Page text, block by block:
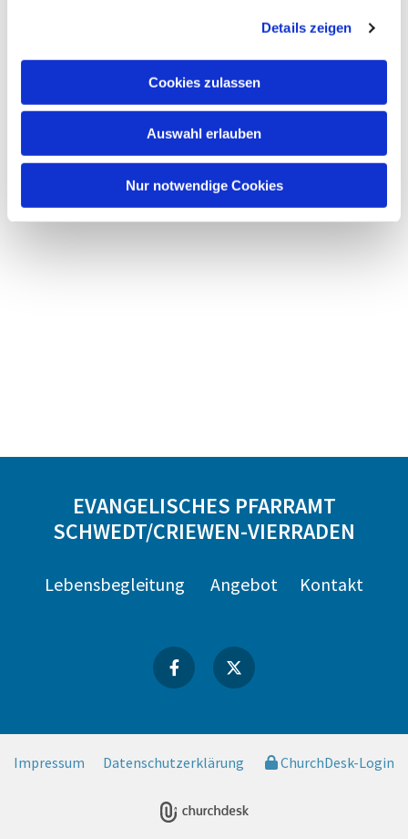
Details zeigen
Cookies zulassen
Auswahl erlauben
Nur notwendige Cookies
EVANGELISCHES PFARRAMT
SCHWEDT/CRIEWEN-VIERRADEN
Lebensbegleitung Angebot Kontakt
Impressum Datenschutzerklärung ChurchDesk-Login